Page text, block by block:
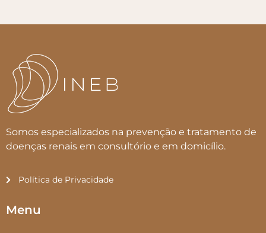
Somos especializados na prevenção e tratamento de
doenças renais em consultório e em domicílio.
Política de Privacidade
Menu